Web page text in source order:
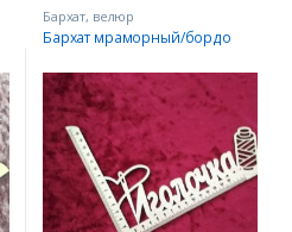
Бархат, велюр
Бархат мраморный/бордо